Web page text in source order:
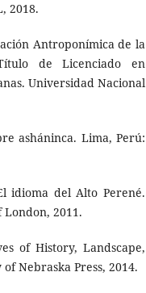
2018.
Antroponímica de la
de Licenciado en
Universidad Nacional
asháninca. Lima, Perú:
idioma del Alto Perené.
2011.
of History, Landscape,
Nebraska Press, 2014.